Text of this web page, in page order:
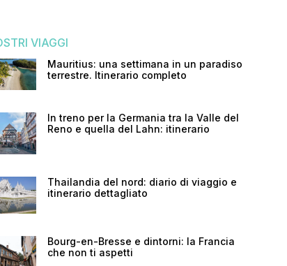
VIAGGI
Mauritius: una settimana in un paradiso
terrestre. Itinerario completo
In treno per la Germania tra la Valle del
Reno e quella del Lahn: itinerario
Thailandia del nord: diario di viaggio e
itinerario dettagliato
Bourg-en-Bresse e dintorni: la Francia
che non ti aspetti